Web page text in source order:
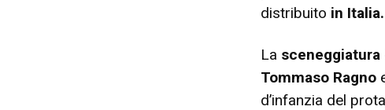
distribuito in Italia.
La sceneggiatura
Tommaso Ragno
d’infanzia del